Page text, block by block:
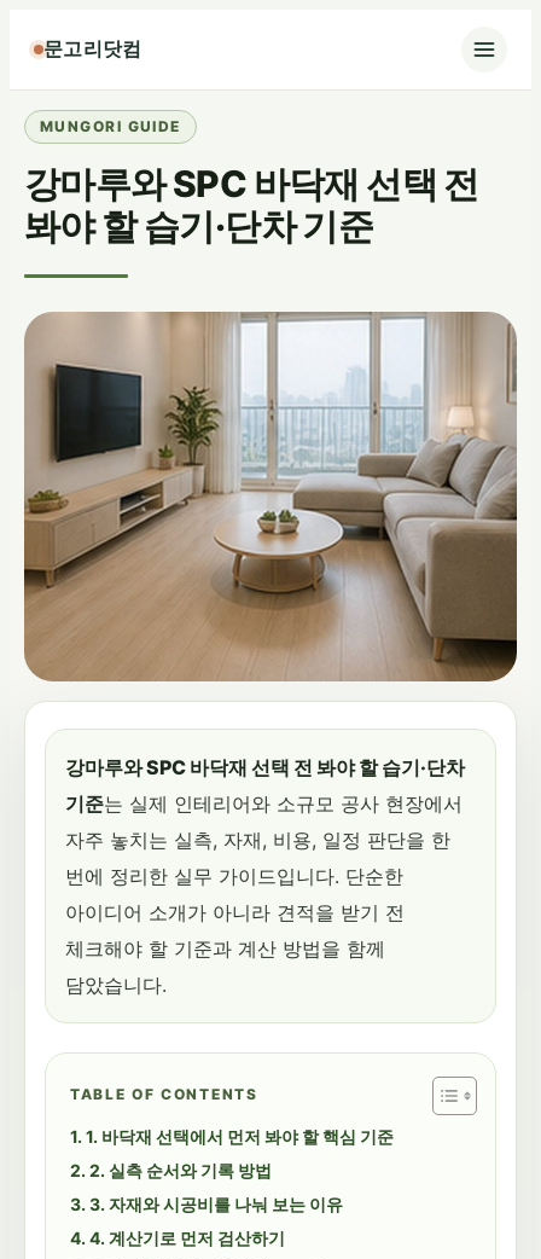
츠
로
로
가
기
문고리닷컴
강마루와 SPC 바닥재 선택 전
봐야 할 습기·단차 기준
강마루와 SPC 바닥재 선택 전 봐야 할 습기·단차
기준는 실제 인테리어와 소규모 공사 현장에서
자주 놓치는 실측, 자재, 비용, 일정 판단을 한
번에 정리한 실무 가이드입니다. 단순한
아이디어 소개가 아니라 견적을 받기 전
체크해야 할 기준과 계산 방법을 함께
담았습니다.
TABLE OF CONTENTS
1. 바닥재 선택에서 먼저 봐야 할 핵심 기준
2. 실측 순서와 기록 방법
3. 자재와 시공비를 나눠 보는 이유
4. 계산기로 먼저 검산하기